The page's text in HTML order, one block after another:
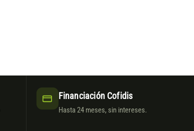
Financiación Cofidis
Hasta 24 meses, sin intereses.